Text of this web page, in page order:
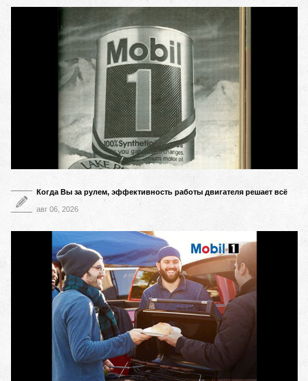
Когда Вы за рулем, эффективность работы двигателя решает всё
авг 06, 2026